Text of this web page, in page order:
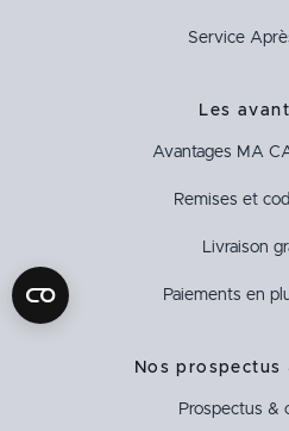
Service
Les
Avantages MA
Remises et
Livraison
Paiements en
Nos prospectus
Prospectus &